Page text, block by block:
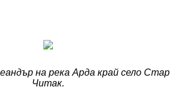
на река Арда край село Стар
Читак.